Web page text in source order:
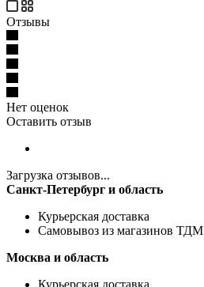
Отзывы
Нет оценок
Оставить отзыв
Загрузка отзывов...
Санкт-Петербург и область
Курьерская доставка
Самовывоз из магазинов ТДМ
Москва и область
Курьерская доставка